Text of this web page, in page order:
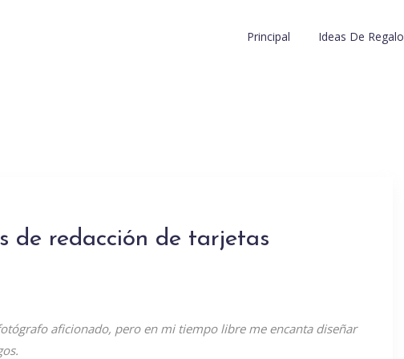
Principal Ideas De Regalo
de redacción de tarjetas
aficionado, pero en mi tiempo libre me encanta diseñar